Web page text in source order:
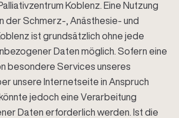
Koblenz. Eine Nutzung
der Schmerz-, Anästhesie- und
ist grundsätzlich ohne jede
Daten möglich. Sofern eine
besondere Services unseres
unsere Internetseite in Anspruch
jedoch eine Verarbeitung
Daten erforderlich werden. Ist die